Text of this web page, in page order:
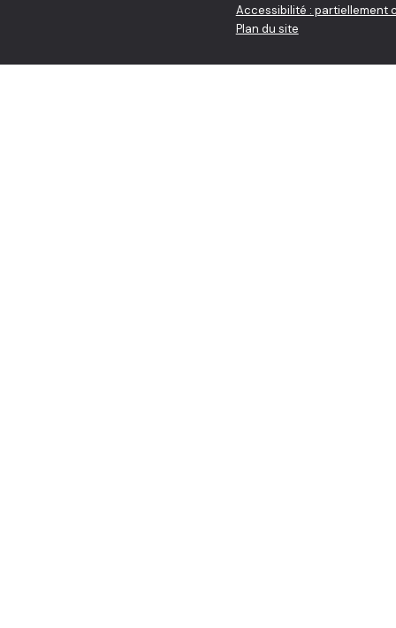
Accessibilité : partiellement
Plan du site